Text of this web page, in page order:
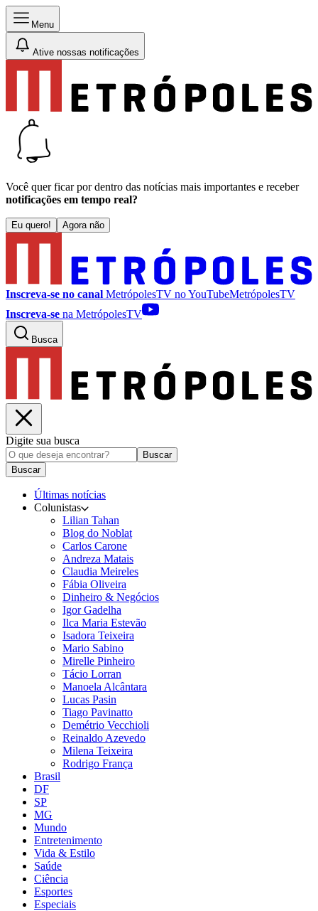
Menu
Ative nossas notificações
Você quer ficar por dentro das notícias mais importantes e receber
notificações em tempo real?
Eu quero! Agora não
Inscreva-se no canal MetrópolesTV noYouTubeMetrópolesTV
Inscreva-se na MetrópolesTV
Busca
Digite sua busca
Buscar
Buscar
Últimas notícias
Colunistas
Lilian Tahan
Blog do Noblat
Carlos Carone
Andreza Matais
Claudia Meireles
Fábia Oliveira
Dinheiro & Negócios
Igor Gadelha
Ilca Maria Estevão
Isadora Teixeira
Mario Sabino
Mirelle Pinheiro
Tácio Lorran
Manoela Alcântara
Lucas Pasin
Tiago Pavinatto
Demétrio Vecchioli
Reinaldo Azevedo
Milena Teixeira
Rodrigo França
Brasil
DF
SP
MG
Mundo
Entretenimento
Vida & Estilo
Saúde
Ciência
Esportes
Especiais